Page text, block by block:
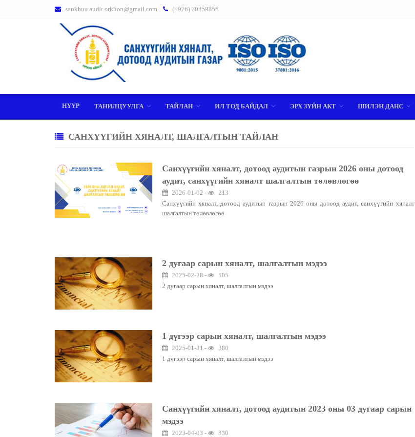
sankhuu.audit.orkhon@gmail.com (+976) 70359856
НҮҮР ТАНИЛЦУУЛГА ТАЙЛАН ИЛ ТОД БАЙДАЛ ЭРХ ЗҮЙН АКТ ШИЛЭН ДАНС
САНХҮҮГИЙН ХЯНАЛТ, ШАЛГАЛТЫН ТАЙЛАН
Санхүүгийн хяналт, дотоод аудитын газрын 2026 оны дотоод
аудит, санхүүгийн хяналт шалгалтын төлөвлөгөө
2026-01-02 -
213
Санхүүгийн хяналт, дотоод аудитын газрын 2026 оны дотоод аудит, санхүүгийн хяналт
шалгалтын төлөвлөгөө
2 дугаар сарын хяналт, шалгалтын мэдээ
2025-02-28 -
505
2 дугаар сарын хяналт, шалгалтын мэдээ
1 дүгээр сарын хяналт, шалгалтын мэдээ
2025-01-31 -
380
1 дүгээр сарын хяналт, шалгалтын мэдээ
Санхүүгийн хяналт, дотоод аудитын 2023 оны 03 дугаар сарын
мэдээ
2023-04-03 -
830